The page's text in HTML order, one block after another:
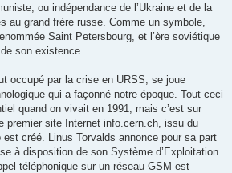
ou indépendance de l’Ukraine et de la
au grand frère russe. Comme un symbole,
Saint Petersbourg, et l’ère soviétique
son existence.
occupé par la crise en URSS, se joue
qui a façonné notre époque. Tout ceci
quand on vivait en 1991, mais c’est sur
premier site Internet info.cern.ch, issu du
est créé. Linus Torvalds annonce pour sa part
à disposition de son Système d’Exploitation
téléphonique sur un réseau GSM est